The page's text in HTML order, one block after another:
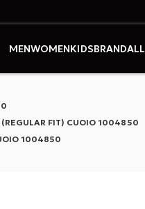
MENWOMENKIDSBRANDALL
(REGULAR FIT) CUOIO 1004850
1004850